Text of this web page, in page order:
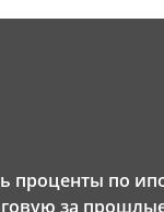
проценты по
за